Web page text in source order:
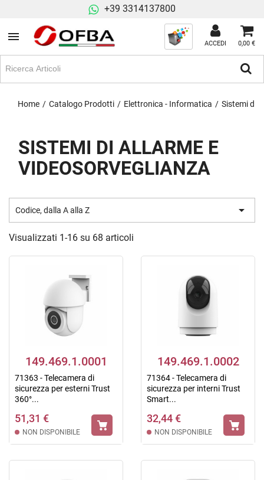
+39 3314137800
ACCEDI 0,00 €
Home Catalogo Prodotti Elettronica - Informatica Sistemi di
SISTEMI DI ALLARME E
VIDEOSORVEGLIANZA
Codice, dalla A alla Z 
Visualizzati 1-16 su 68 articoli
149.469.1.0001
71363 - Telecamera di
sicurezza per esterni Trust
360°...
51,31 €
NON DISPONIBILE
149.469.1.0002
71364 - Telecamera di
sicurezza per interni Trust
Smart...
32,44 €
NON DISPONIBILE